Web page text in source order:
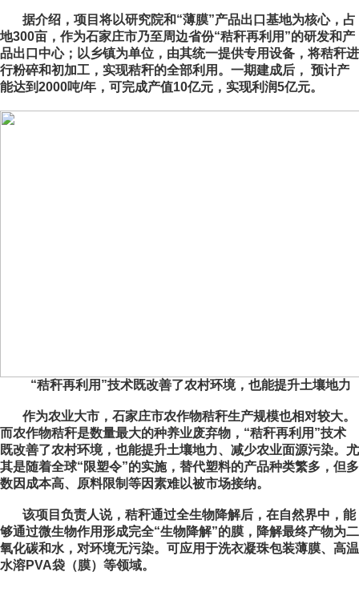
据介绍，项目将以研究院和“薄膜”产品出口基地为核心，占
地300亩，作为石家庄市乃至周边省份“秸秆再利用”的研发和产
品出口中心；以乡镇为单位，由其统一提供专用设备，将秸秆进
行粉碎和初加工，实现秸秆的全部利用。一期建成后， 预计产
能达到2000吨/年，可完成产值10亿元，实现利润5亿元。
“秸秆再利用”技术既改善了农村环境，也能提升土壤地力
作为农业大市，石家庄市农作物秸秆生产规模也相对较大。
而农作物秸秆是数量最大的种养业废弃物，“秸秆再利用”技术
既改善了农村环境，也能提升土壤地力、减少农业面源污染。尤
其是随着全球“限塑令”的实施，替代塑料的产品种类繁多，但多
数因成本高、原料限制等因素难以被市场接纳。
该项目负责人说，秸秆通过全生物降解后，在自然界中，能
够通过微生物作用形成完全“生物降解”的膜，降解最终产物为二
氧化碳和水，对环境无污染。可应用于洗衣凝珠包装薄膜、高温
水溶PVA袋（膜）等领域。